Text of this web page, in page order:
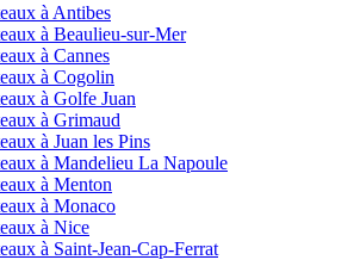
à Antibes
à Beaulieu-sur-Mer
à Cannes
à Cogolin
à Golfe Juan
à Grimaud
à Juan les Pins
à Mandelieu La Napoule
à Menton
à Monaco
à Nice
à Saint-Jean-Cap-Ferrat